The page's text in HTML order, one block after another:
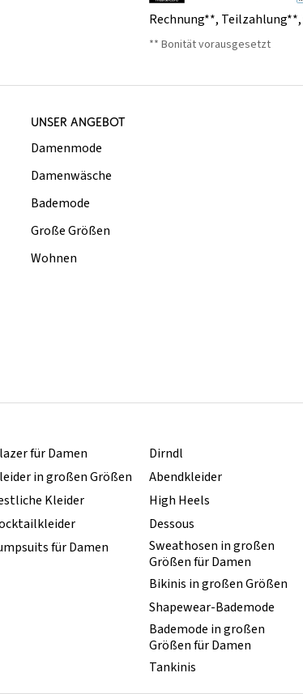
Rechnung**, Teilzahlung**,
** Bonität vorausgesetzt
UNSER ANGEBOT
Damenmode
Damenwäsche
Bademode
Große Größen
Wohnen
für Damen
in großen Größen
Kleider
für Damen
Dirndl
Abendkleider
High Heels
Dessous
Sweathosen in großen
Größen für Damen
Bikinis in großen Größen
Shapewear-Bademode
Bademode in großen
Größen für Damen
Tankinis